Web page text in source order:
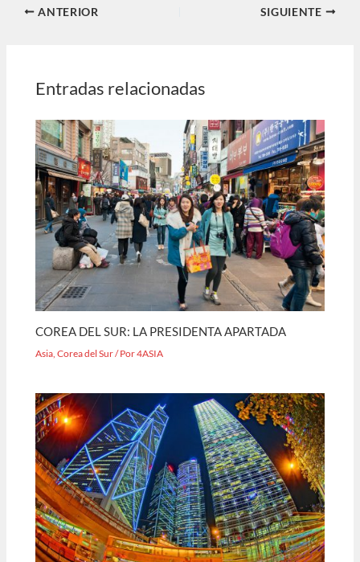
ANTERIOR SIGUIENTE
Entradas relacionadas
COREA DEL SUR: LA PRESIDENTA APARTADA
Asia,Corea del Sur/ Por4ASIA